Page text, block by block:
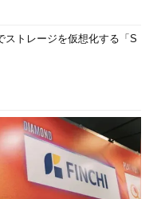
ストレージを仮想化する「S